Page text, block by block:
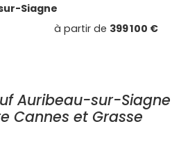
Siagne
à partir de 399 100 €
Auribeau-sur-Siagne
Cannes et Grasse